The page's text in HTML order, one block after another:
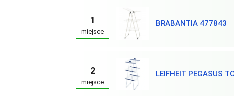
1
miejsce
BRABANTIA 477843
2
miejsce
LEIFHEIT PEGASUS